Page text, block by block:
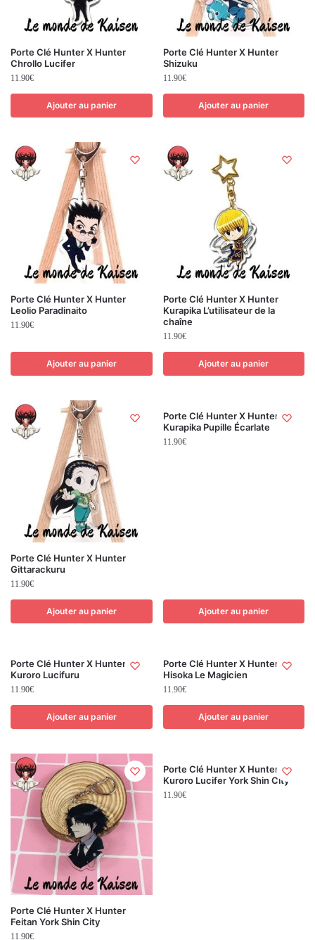
Porte Clé Hunter X Hunter
Chrollo Lucifer
11.90€
Ajouter au panier
Porte Clé Hunter X Hunter
Shizuku
11.90€
Ajouter au panier
Porte Clé Hunter X Hunter
Leolio Paradinaito
11.90€
Ajouter au panier
Porte Clé Hunter X Hunter
Kurapika L’utilisateur de la
chaîne
11.90€
Ajouter au panier
Porte Clé Hunter X Hunter
Gittarackuru
11.90€
Ajouter au panier
Porte Clé Hunter X Hunter
Kurapika Pupille Écarlate
11.90€
Ajouter au panier
Porte Clé Hunter X Hunter
Kuroro Lucifuru
11.90€
Ajouter au panier
Porte Clé Hunter X Hunter
Hisoka Le Magicien
11.90€
Ajouter au panier
Porte Clé Hunter X Hunter
Feitan York Shin City
11.90€
Porte Clé Hunter X Hunter
Kuroro Lucifer York Shin City
11.90€